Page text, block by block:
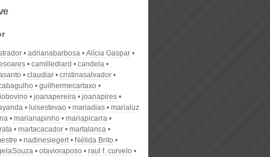
adrianabarbosa
Alícia Gaspar
camillediard
candela
claudiar
cristinasalvador
guilhermecartaxo
joanapereira
joanapires
luisestevao mariadias
marialuz
marianapinho
mariapicarra
martacacador
martalanca
nadinesiegert
Nélida Brito
otavioraposo
raul f. curvelo